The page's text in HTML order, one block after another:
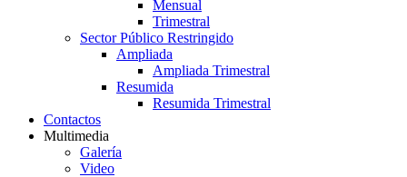
Mensual
Trimestral
Sector Público Restringido
Ampliada
Ampliada Trimestral
Resumida
Resumida Trimestral
Contactos
Multimedia
Galería
Video